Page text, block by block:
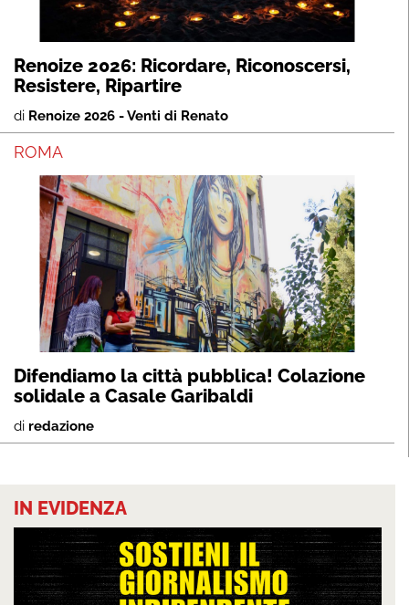
Renoize 2026: Ricordare, Riconoscersi,
Resistere, Ripartire
di Renoize 2026 - Venti di Renato
ROMA
Difendiamo la città pubblica! Colazione
solidale a Casale Garibaldi
di redazione
IN EVIDENZA